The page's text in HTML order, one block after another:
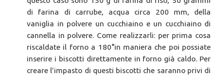
di farina di carrube, acqua circa 200 mm, della
vaniglia in polvere un cucchiaino e un cucchiaino di
cannella in polvere. Come realizzarli: per prima cosa
riscaldate il forno a 180°in maniera che poi possiate
inserire i biscotti direttamente in forno già caldo. Per
creare l’impasto di questi biscotti che saranno privi di